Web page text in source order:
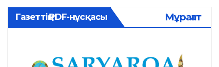
Газеттің PDF-нұсқасы Мұрағат